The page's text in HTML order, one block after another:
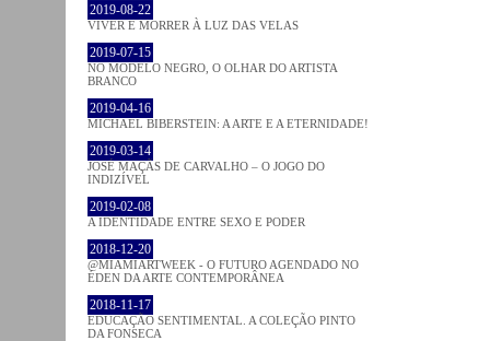
2019-08-22
VIVER E MORRER À LUZ DAS VELAS
2019-07-15
NO MODELO NEGRO, O OLHAR DO ARTISTA
BRANCO
2019-04-16
MICHAEL BIBERSTEIN: A ARTE E A ETERNIDADE!
2019-03-14
JOSÉ MAÇÃS DE CARVALHO – O JOGO DO
INDIZÍVEL
2019-02-08
A IDENTIDADE ENTRE SEXO E PODER
2018-12-20
@MIAMIARTWEEK - O FUTURO AGENDADO NO
ÉDEN DA ARTE CONTEMPORÂNEA
2018-11-17
EDUCAÇÃO SENTIMENTAL. A COLEÇÃO PINTO
DA FONSECA